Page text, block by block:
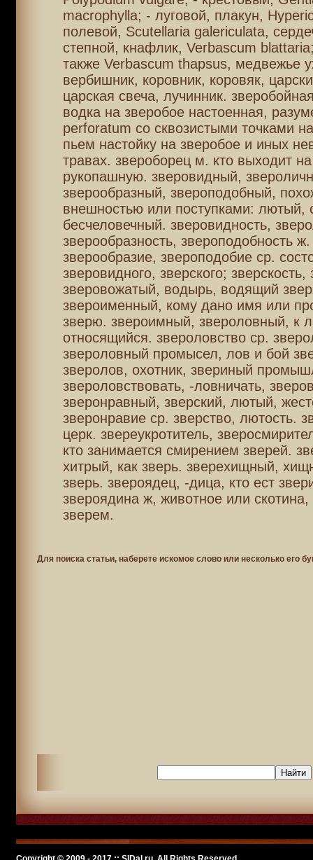
macrophylla; - луговой, плакун,
полевой, Scutellaria galericulata,
степной, кнафлик, Verbascum
также Verbascum thapsus, медвежье
вербишник, коровник, коровяк,
царская свеча, лучинник.
водка на зверобое настоенная,
perforatum со сквозистыми точками
пьем настойку на зверобое и иных
травах. звероборец м. кто выходит
рукопашную. зверовидный,
зверообразный, звероподобный,
внешностью или поступками: лютый,
бесчеловечный. зверовидность,
зверообразность, звероподобность ж.
зверообразие, звероподобие ср.
зверовидного, зверского; зверскость,
зверовожатый, водырь, водящий
звероименный, кому дано имя или
зверю. звероимный, звероловный, к
относящийся. звероловство ср.
звероловный промысел, лов и бой
зверолов, охотник, звериный
звероловствовать, -ловничать,
зверонравный, зверский, лютый,
зверонравие ср. зверство, лютость.
церк. звереукротитель,
кто занимается смирением зверей.
хитрый, как зверь. зверехищный,
зверь. звероядец, -дица, кто ест
звероядина ж, животное или скотина,
зверем.
Для поиска статьи, наберете искомое слово или несколько его